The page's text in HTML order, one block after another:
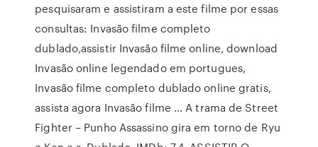
pesquisaram e assistiram a este filme por essas
consultas: Invasão filme completo
dublado,assistir Invasão filme online, download
Invasão online legendado em portugues,
Invasão filme completo dublado online gratis,
assista agora Invasão filme … A trama de Street
Fighter – Punho Assassino gira em torno de Ryu